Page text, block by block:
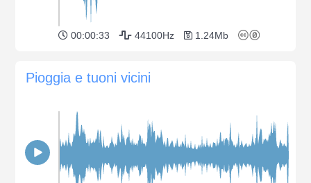
00:00:33 44100Hz 1.24Mb
Pioggia e tuoni vicini